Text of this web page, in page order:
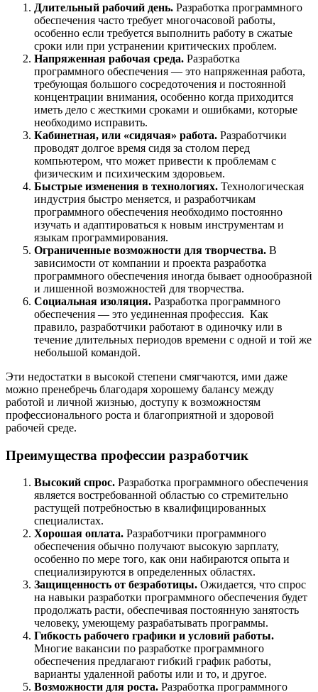
Длительный рабочий день. Разработка программного
обеспечения часто требует многочасовой работы,
особенно если требуется выполнить работу в сжатые
сроки или при устранении критических проблем.
Напряженная рабочая среда. Разработка
программного обеспечения — это напряженная работа,
требующая большого сосредоточения и постоянной
концентрации внимания, особенно когда приходится
иметь дело с жесткими сроками и ошибками, которые
необходимо исправить.
Кабинетная, или «сидячая» работа. Разработчики
проводят долгое время сидя за столом перед
компьютером, что может привести к проблемам с
физическим и психическим здоровьем.
Быстрые изменения в технологиях. Технологическая
индустрия быстро меняется, и разработчикам
программного обеспечения необходимо постоянно
изучать и адаптироваться к новым инструментам и
языкам программирования.
Ограниченные возможности для творчества. В
зависимости от компании и проекта разработка
программного обеспечения иногда бывает однообразной
и лишенной возможностей для творчества.
Социальная изоляция. Разработка программного
обеспечения — это уединенная профессия. Как
правило, разработчики работают в одиночку или в
течение длительных периодов времени с одной и той же
небольшой командой.
Эти недостатки в высокой степени смягчаются, ими даже
можно пренебречь благодаря хорошему балансу между
работой и личной жизнью, доступу к возможностям
профессионального роста и благоприятной и здоровой
рабочей среде.
Преимущества профессии разработчик
Высокий спрос. Разработка программного обеспечения
является востребованной областью со стремительно
растущей потребностью в квалифицированных
специалистах.
Хорошая оплата. Разработчики программного
обеспечения обычно получают высокую зарплату,
особенно по мере того, как они набираются опыта и
специализируются в определенных областях.
Защищенность от безработицы. Ожидается, что спрос
на навыки разработки программного обеспечения будет
продолжать расти, обеспечивая постоянную занятость
человеку, умеющему разрабатывать программы.
Гибкость рабочего графики и условий работы.
Многие вакансии по разработке программного
обеспечения предлагают гибкий график работы,
варианты удаленной работы или и то, и другое.
Возможности для роста. Разработка программного